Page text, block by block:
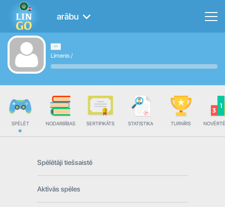
arābu
Līmenis /
SPĒLĒT NODARBĪBAS SERTIFIKĀTS STATISTIKA TURNĪRS
Spēlētāji tiešsaistē
Aktīvās spēles